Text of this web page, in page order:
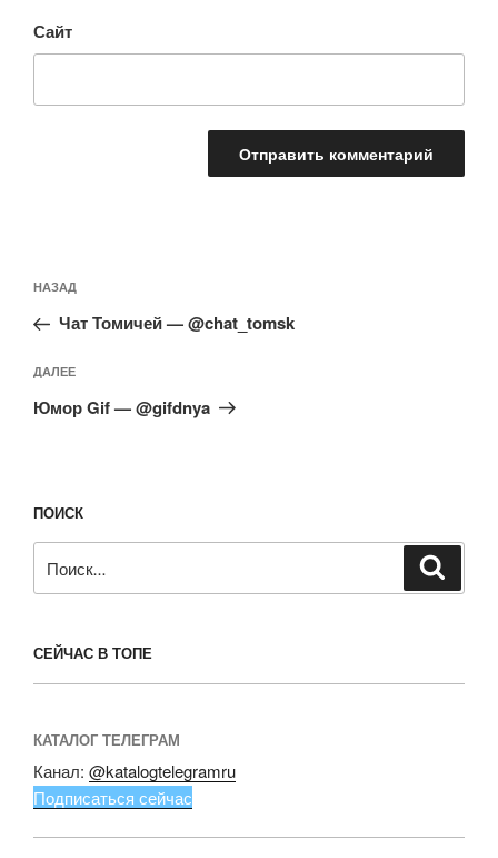
Сайт
по
записям
Предыдущая
запись:
НАЗАД
Чат Томичей — @chat_tomsk
Следующая
запись
ДАЛЕЕ
Юмор Gif — @gifdnya
ПОИСК
СЕЙЧАС В ТОПЕ
КАТАЛОГ ТЕЛЕГРАМ
Канал: @katalogtelegramru
Подписаться сейчас